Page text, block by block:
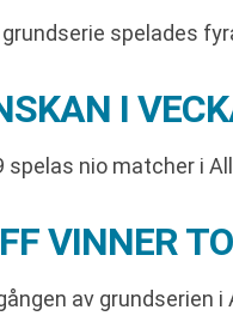
spelades
I
spelas nio matcher i
VINNER
av grundserien